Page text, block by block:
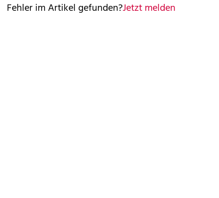
Fehler im Artikel gefunden?Jetzt melden